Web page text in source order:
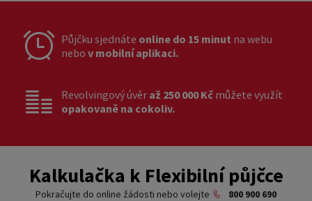
Půjčku sjednáte online do 15 minut na webu
nebo v mobilní aplikaci.
Revolvingový úvěr až 250 000 Kč můžete využít
opakovaně na cokoliv.
Kalkulačka k Flexibilní půjčce
Pokračujte do online žádosti nebo volejte 800 900 690